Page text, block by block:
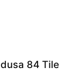
84 Tile